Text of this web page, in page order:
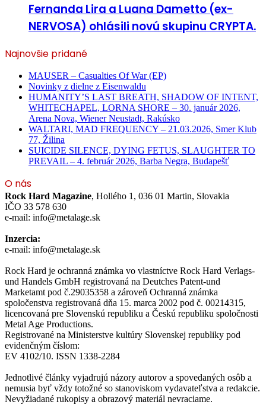
Fernanda Lira a Luana Dametto (ex-
NERVOSA) ohlásili novú skupinu CRYPTA.
Najnovšie pridané
MAUSER – Casualties Of War (EP)
Novinky z dielne z Eisenwaldu
HUMANITY’S LAST BREATH, SHADOW OF INTENT,
WHITECHAPEL, LORNA SHORE – 30. január 2026,
Arena Nova, Wiener Neustadt, Rakúsko
WALTARI, MAD FREQUENCY – 21.03.2026, Smer Klub
77, Žilina
SUICIDE SILENCE, DYING FETUS, SLAUGHTER TO
PREVAIL – 4. február 2026, Barba Negra, Budapešť
O nás
Rock Hard Magazine, Hollého 1, 036 01 Martin, Slovakia
IČO 33 578 630
e-mail: info@metalage.sk
Inzercia:
e-mail: info@metalage.sk
Rock Hard je ochranná známka vo vlastníctve Rock Hard Verlags-
und Handels GmbH registrovaná na Deutches Patent-und
Marketamt pod č.29035358 a zároveň Ochranná známka
spoločenstva registrovaná dňa 15. marca 2002 pod č. 00214315,
licencovaná pre Slovenskú republiku a Českú republiku spoločnosti
Metal Age Productions.
Registrované na Ministerstve kultúry Slovenskej republiky pod
evidenčným číslom:
EV 4102/10. ISSN 1338-2284
Jednotlivé články vyjadrujú názory autorov a spovedaných osôb a
nemusia byť vždy totožné so stanoviskom vydavateľstva a redakcie.
Nevyžiadané rukopisy a obrazový materiál nevraciame.